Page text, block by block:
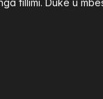
fillimi. Duke u